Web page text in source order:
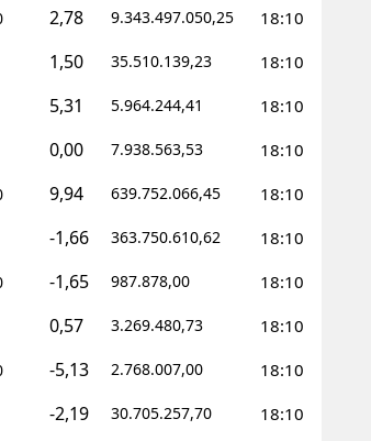
2,78 9.343.497.050,25 18:10
1,50 35.510.139,23 18:10
5,31 5.964.244,41 18:10
0,00 7.938.563,53 18:10
9,94 639.752.066,45 18:10
-1,66 363.750.610,62 18:10
-1,65 987.878,00 18:10
0,57 3.269.480,73 18:10
-5,13 2.768.007,00 18:10
-2,19 30.705.257,70 18:10